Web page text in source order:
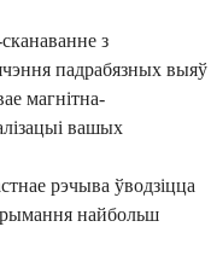
з
падрабязных выяў
магнітна-
вашых
рэчыва ўводзіцца
найбольш